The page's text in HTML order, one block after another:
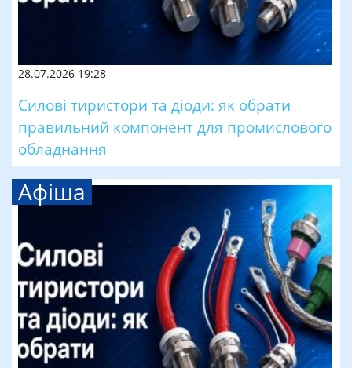
28.07.2026 19:28
Силові тиристори та діоди: як обрати
правильний компонент для промислового
обладнання
Афіша